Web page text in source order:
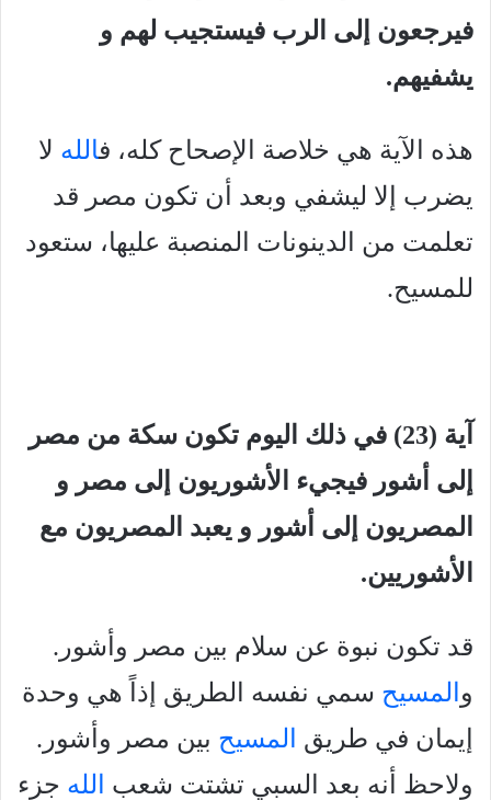
فيرجعون إلى الرب فيستجيب لهم و
يشفيهم.
هذه الآية هي خلاصة الإصحاح كله، فالله لا
يضرب إلا ليشفي وبعد أن تكون مصر قد
تعلمت من الدينونات المنصبة عليها، ستعود
للمسيح.
آية (23) في ذلك اليوم تكون سكة من مصر
إلى أشور فيجيء الأشوريون إلى مصر و
المصريون إلى أشور و يعبد المصريون مع
الأشوريين.
قد تكون نبوة عن سلام بين مصر وأشور.
و المسيح سمي نفسه الطريق إذاً هي وحدة
إيمان في طريق
المسيح بين مصر وأشور.
ولاحظ أنه بعد السبي تشتت شعب
الله جزء